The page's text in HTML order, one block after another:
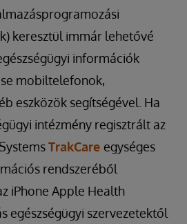
keresztül immár lehetővé
információk
mobiltelefonok,
eszközök segítségével. Ha
intézmény regisztrált az
TrakCare egységes
rendszeréből
iPhone Apple Health
egészségügyi szervezetektől